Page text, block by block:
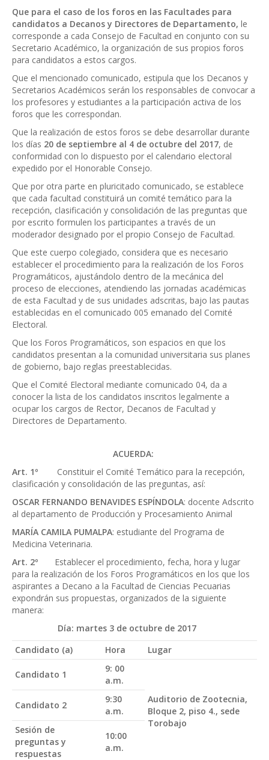
Que para el caso de los foros en las Facultades para
candidatos a Decanos y Directores de Departamento, le
corresponde a cada Consejo de Facultad en conjunto con su
Secretario Académico, la organización de sus propios foros
para candidatos a estos cargos.
Que el mencionado comunicado, estipula que los Decanos y
Secretarios Académicos serán los responsables de convocar a
los profesores y estudiantes a la participación activa de los
foros que les correspondan.
Que la realización de estos foros se debe desarrollar durante
los días 20 de septiembre al 4 de octubre del 2017, de
conformidad con lo dispuesto por el calendario electoral
expedido por el Honorable Consejo.
Que por otra parte en pluricitado comunicado, se establece
que cada facultad constituirá un comité temático para la
recepción, clasificación y consolidación de las preguntas que
por escrito formulen los participantes a través de un
moderador designado por el propio Consejo de Facultad.
Que este cuerpo colegiado, considera que es necesario
establecer el procedimiento para la realización de los Foros
Programáticos, ajustándolo dentro de la mecánica del
proceso de elecciones, atendiendo las jornadas académicas
de esta Facultad y de sus unidades adscritas, bajo las pautas
establecidas en el comunicado 005 emanado del Comité
Electoral.
Que los Foros Programáticos, son espacios en que los
candidatos presentan a la comunidad universitaria sus planes
de gobierno, bajo reglas preestablecidas.
Que el Comité Electoral mediante comunicado 04, da a
conocer la lista de los candidatos inscritos legalmente a
ocupar los cargos de Rector, Decanos de Facultad y
Directores de Departamento.
ACUERDA:
Art. 1º Constituir el Comité Temático para la recepción,
clasificación y consolidación de las preguntas, así:
OSCAR FERNANDO BENAVIDES ESPÍNDOLA: docente Adscrito
al departamento de Producción y Procesamiento Animal
MARÍA CAMILA PUMALPA: estudiante del Programa de
Medicina Veterinaria.
Art. 2º Establecer el procedimiento, fecha, hora y lugar
para la realización de los Foros Programáticos en los que los
aspirantes a Decano a la Facultad de Ciencias Pecuarias
expondrán sus propuestas, organizados de la siguiente
manera:
Día: martes 3 de octubre de 2017
Candidato (a)
Hora Lugar
Candidato 1
9: 00
a.m.
Auditorio de Zootecnia,
Bloque 2, piso 4., sede
Torobajo
Candidato 2
9:30
a.m.
Sesión de
preguntas y
respuestas
10:00
a.m.